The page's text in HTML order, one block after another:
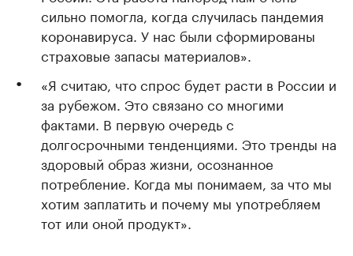
сильно помогла, когда случилась пандемия
коронавируса. У нас были сформированы
страховые запасы материалов».
«Я считаю, что спрос будет расти в России и
за рубежом. Это связано со многими
фактами. В первую очередь с
долгосрочными тенденциями. Это тренды на
здоровый образ жизни, осознанное
потребление. Когда мы понимаем, за что мы
хотим заплатить и почему мы употребляем
тот или оной продукт».